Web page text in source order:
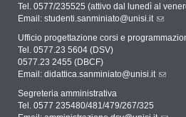
Tel. 0577/235525 (attivo dal lunedì al
Email: studenti.sanminiato@unisi.it
Ufficio progettazione corsi e
Tel. 0577.23 5604 (DSV)
0577.23 2455 (DBCF)
Email: didattica.sanminiato@unisi.it
Segreteria amministrativa
Tel. 0577 235480/481/479/267/325